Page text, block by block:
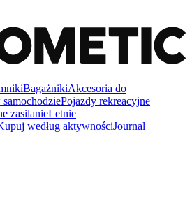
BagażnikiAkcesoria do
Pojazdy rekreacyjne
zasilanieLetnie
według aktywnościJournal